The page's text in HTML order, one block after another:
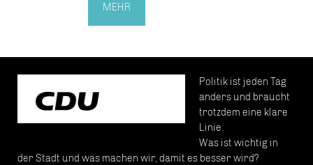
MEHR
Politik ist jeden Tag
anders und braucht
trotzdem eine klare
Linie.
Was ist wichtig in
der Stadt und was machen wir, damit es besser wird?